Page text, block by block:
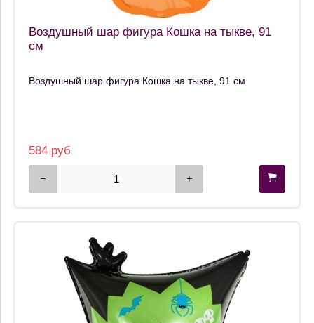
Воздушный шар фигура Кошка на тыкве, 91
см
Воздушный шар фигура Кошка на тыкве, 91 см
584 руб